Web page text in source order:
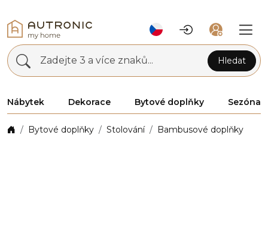
Zadejte 3 a více znaků... Hledat
Nábytek Dekorace Bytové doplňky Sezóna
Bytové doplňky Stolování Bambusové doplňky